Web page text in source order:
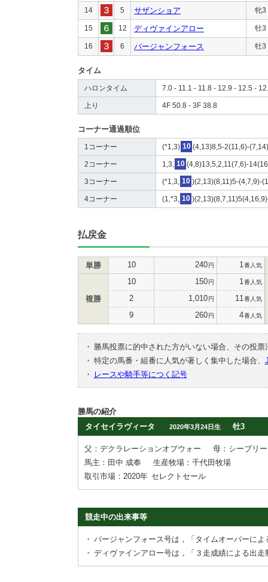
14 5 サザンショア 牝3
15 12 ディヴァインアロー 牡3
16 6 バージャンフォース 牡3
タイム
ハロンタイム 7.0 - 11.1 - 11.8 - 12.9 - 12.5 -
上り 4F 50.8 - 3F 38.8
コーナー通過順位
1コーナー (*1,3) 10 (4,13)8,5-2(11,6)-
2コーナー 1,3, 10 (4,8)13,5,2,11(7,6)-
3コーナー (*1,3, 10 )(2,13)(8,11)5-(4,7,9)-
4コーナー (1,*3, 10
払戻金
単勝 10 240円 1 番人気
複勝
10 150円 1 番人気
2 1,010円 11 番人気
9 260円 4番人気
・
勝馬投票に的中された方がいない場合、その投
・ 特定の馬番・組番に人気が著しく集中した場合、
・
レースや騎手等につく記号
勝馬の紹介
タイセイラヴィータ
2020年3月24日生 牡3
父：デクラレーションオブウォー
母：シーブリ
馬主：田中 成奉
生産牧場：千代田牧場
取引市場：2020年 セレクトセール
競走中の出来事等
・ バージャンフォース号は，「タイムオーバーに
・ ディヴァインアロー号は，「３走成績による出